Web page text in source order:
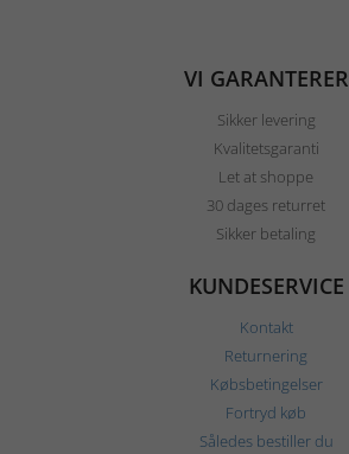
VI GARANTERER
Sikker levering
Kvalitetsgaranti
Let at shoppe
30 dages returret
Sikker betaling
KUNDESERVICE
Kontakt
Returnering
Købsbetingelser
Fortryd køb
Således bestiller du